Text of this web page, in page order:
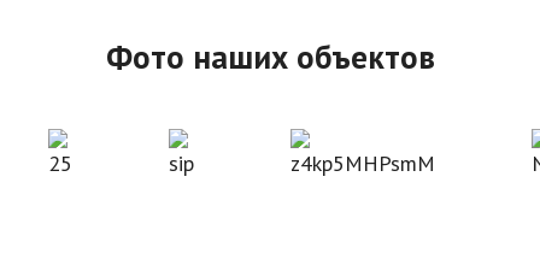
Фото наших объектов